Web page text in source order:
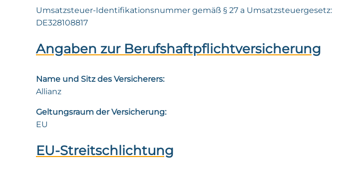
Umsatzsteuer-Identifikationsnummer gemäß § 27 a Umsatzsteuergesetz:
DE328108817
Angaben zur Berufshaftpflichtversicherung
Name und Sitz des Versicherers:
Allianz
Geltungsraum der Versicherung:
EU
EU-Streitschlichtung